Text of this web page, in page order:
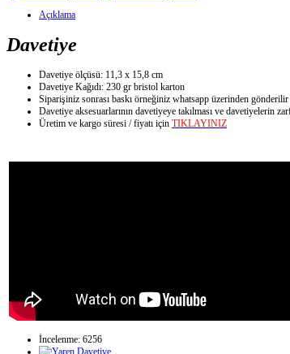
Açıklama
Davetiye
Davetiye ölçüsü: 11,3 x 15,8 cm
Davetiye Kağıdı: 230 gr bristol karton
Siparişiniz sonrası baskı örneğiniz whatsapp üzerinden
Davetiye aksesuarlarının davetiyeye takılması ve davetiyelerin
Üretim ve kargo süresi / fiyatı için TIKLAYINIZ
İncelenme: 6256